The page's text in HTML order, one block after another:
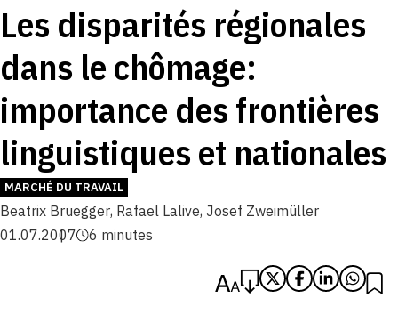
Les disparités régionales
dans le chômage:
importance des frontières
linguistiques et nationales
MARCHÉ DU TRAVAIL
Beatrix Bruegger, Rafael Lalive, Josef Zweimüller
01.07.2007
6 minutes